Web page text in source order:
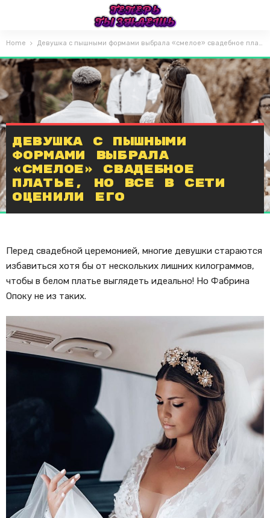
Home Девушка с пышными формами выбрала «смелое» свадебное платье, но все в Сети оценили его
Девушка с пышными
формами выбрала
«смелое» свадебное
платье, но все в Сети
оценили его
Перед свадебной церемонией, многие девушки стараются
избавиться хотя бы от нескольких лишних килограммов,
чтобы в белом платье выглядеть идеально! Но Фабрина
Опоку не из таких.